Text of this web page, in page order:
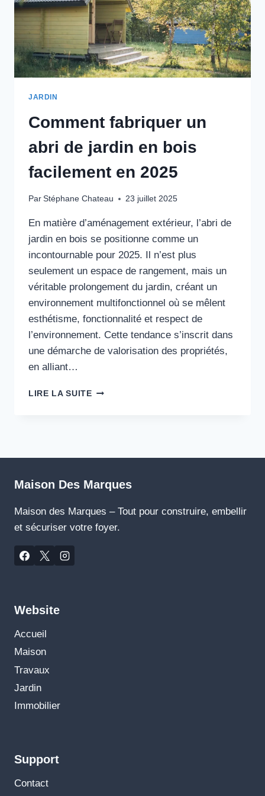
JARDIN
Comment fabriquer un
abri de jardin en bois
facilement en 2025
Par Stéphane Chateau 23 juillet 2025
En matière d’aménagement extérieur, l’abri de
jardin en bois se positionne comme un
incontournable pour 2025. Il n’est plus
seulement un espace de rangement, mais un
véritable prolongement du jardin, créant un
environnement multifonctionnel où se mêlent
esthétisme, fonctionnalité et respect de
l’environnement. Cette tendance s’inscrit dans
une démarche de valorisation des propriétés,
en alliant…
LIRE LA SUITECOMMENT
FACILEMENT
2025
Maison Des Marques
Maison des Marques – Tout pour construire, embellir
et sécuriser votre foyer.
Website
Accueil
Maison
Travaux
Jardin
Immobilier
Support
Contact